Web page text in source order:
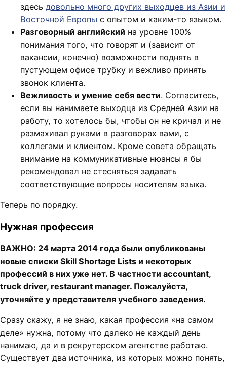
здесь довольно много других выходцев из Азии и
Восточной Европы с опытом и каким-то языком.
Разговорный английский на уровне 100%
понимания того, что говорят и (зависит от
вакансии, конечно) возможности поднять в
пустующем офисе трубку и вежливо принять
звонок клиента.
Вежливость и умение себя вести. Согласитесь,
если вы нанимаете выходца из Средней Азии на
работу, то хотелось бы, чтобы он не кричал и не
размахивал руками в разговорах вами, с
коллегами и клиентом. Кроме совета обращать
внимание на коммуникативные нюансы я бы
рекомендовал не стесняться задавать
соответствующие вопросы носителям языка.
Теперь по порядку.
Нужная профессия
ВАЖНО: 24 марта 2014 года были опубликованы
новые списки Skill Shortage Lists и некоторых
профессий в них уже нет. В частности accountant,
truck driver, restaurant manager. Пожалуйста,
уточняйте у представителя учебного заведения.
Сразу скажу, я не знаю, какая профессия «на самом
деле» нужна, потому что далеко не каждый день
нанимаю, да и в рекрутерском агентстве работаю.
Существует два источника, из которых можно понять,